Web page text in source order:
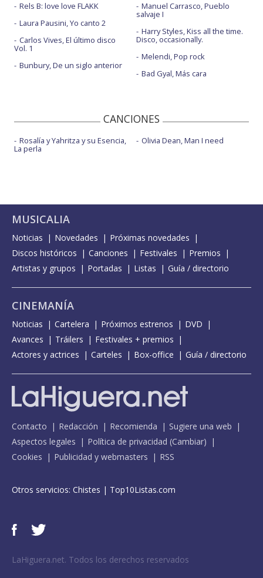
Rels B: love love FLAKK
Laura Pausini, Yo canto 2
Carlos Vives, El último disco
Vol. 1
Bunbury, De un siglo anterior
Manuel Carrasco, Pueblo
salvaje I
Harry Styles, Kiss all the time.
Disco, occasionally.
Melendi, Pop rock
Bad Gyal, Más cara
CANCIONES
Rosalía y Yahritza y su Esencia,
La perla
Olivia Dean, Man I need
MUSICALIA
Noticias Novedades
Próximas novedades
Discos históricos
Canciones Festivales
Premios
Artistas y grupos
Portadas Listas Guía / directorio
CINEMANÍA
Noticias Cartelera Próximos estrenos
DVD
Avances
Tráilers
Festivales + premios
Actores y actrices
Carteles Box-office Guía / directorio
Contacto Redacción Recomienda
Sugiere una web
Aspectos legales
Política de privacidad (Cambiar)
Cookies
Publicidad y webmasters RSS
Otros servicios: Chistes | Top10Listas.com
LaHiguera.net. Todos los derechos reservados